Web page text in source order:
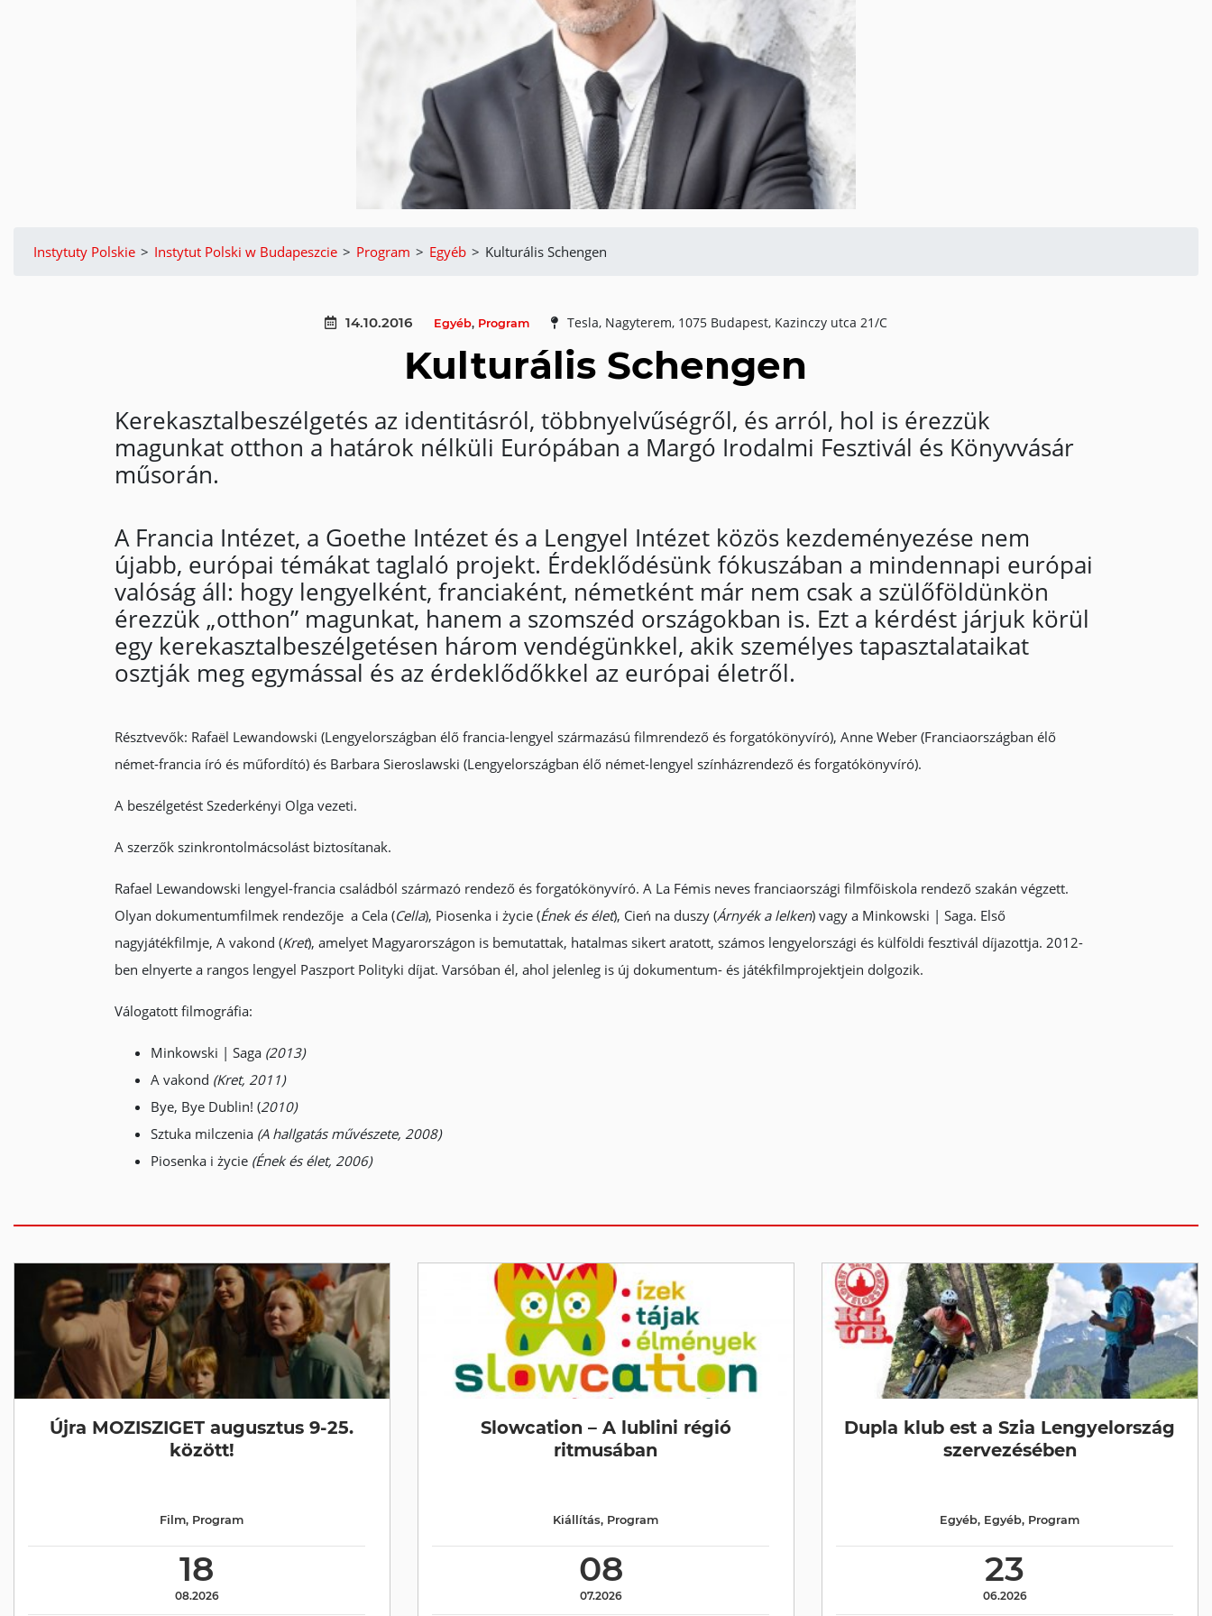
Instytuty Polskie > Instytut Polski w Budapeszcie > Program > Egyéb > Kulturális Schengen
14.10.2016 Egyéb, Program Tesla, Nagyterem, 1075 Budapest, Kazinczy utca 21/C
Kulturális Schengen
Kerekasztalbeszélgetés az identitásról, többnyelvűségről, és arról, hol is érezzük
magunkat otthon a határok nélküli Európában a Margó Irodalmi Fesztivál és Könyvvásár
műsorán.
A Francia Intézet, a Goethe Intézet és a Lengyel Intézet közös kezdeményezése nem
újabb, európai témákat taglaló projekt. Érdeklődésünk fókuszában a mindennapi európai
valóság áll: hogy lengyelként, franciaként, németként már nem csak a szülőföldünkön
érezzük „otthon” magunkat, hanem a szomszéd országokban is. Ezt a kérdést járjuk körül
egy kerekasztalbeszélgetésen három vendégünkkel, akik személyes tapasztalataikat
osztják meg egymással és az érdeklődőkkel az európai életről.
Résztvevők: Rafaël Lewandowski (Lengyelországban élő francia-lengyel származású filmrendező és forgatókönyvíró), Anne Weber (Franciaországban élő
német-francia író és műfordító) és Barbara Sieroslawski (Lengyelországban élő német-lengyel színházrendező és forgatókönyvíró).
A beszélgetést Szederkényi Olga vezeti.
A szerzők szinkrontolmácsolást biztosítanak.
Rafael Lewandowski lengyel-francia családból származó rendező és forgatókönyvíró. A La Fémis neves franciaországi filmfőiskola rendező szakán végzett.
Olyan dokumentumfilmek rendezője a Cela (Cella), Piosenka i życie (Ének és élet), Cień na duszy (Árnyék a lelken) vagy a Minkowski | Saga. Első
nagyjátékfilmje, A vakond (Kret), amelyet Magyarországon is bemutattak, hatalmas sikert aratott, számos lengyelországi és külföldi fesztivál díjazottja. 2012-
ben elnyerte a rangos lengyel Paszport Polityki díjat. Varsóban él, ahol jelenleg is új dokumentum- és játékfilmprojektjein dolgozik.
Válogatott filmográfia:
Minkowski | Saga (2013)
A vakond (Kret, 2011)
Bye, Bye Dublin! (2010)
Sztuka milczenia (A hallgatás művészete, 2008)
Piosenka i życie (Ének és élet, 2006)
Újra MOZISZIGET augusztus 9-25.
között!
18
08.2026
Film, Program
Slowcation – A lublini régió
ritmusában
08
07.2026
Kiállítás, Program
Dupla klub est a Szia Lengyelország
szervezésében
23
06.2026
Egyéb, Egyéb, Program